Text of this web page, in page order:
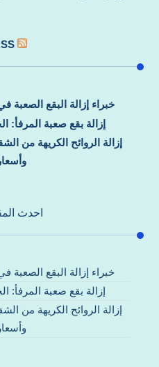
خبراء إزالة البقع الصعبة
إزالة بقع صعبة
إزالة الروائح الكريهة من
احدث
خبراء إزالة البقع الصعبة
إزالة بقع صعبة المرفأ:
إزالة الروائح الكريهة من